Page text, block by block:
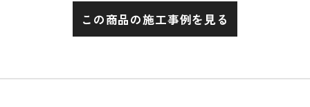
この商品の施工事例を見る